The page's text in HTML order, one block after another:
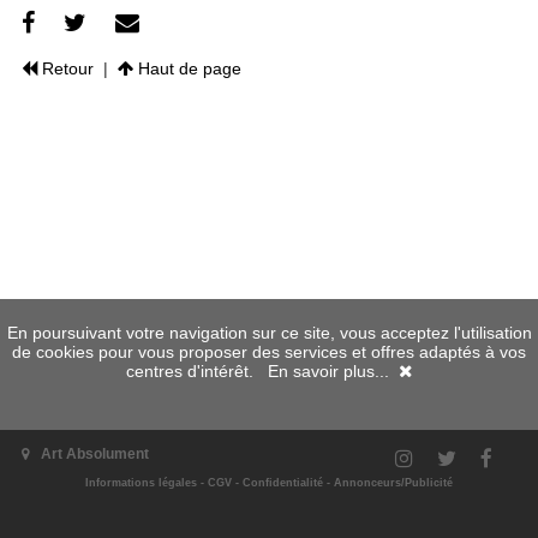
Retour| Haut de page
Art Absolument
Informations légales - CGV - Confidentialité - Annonceurs/Publicité
En poursuivant votre navigation sur ce site, vous acceptez l'utilisation
de cookies pour vous proposer des services et offres adaptés à vos
centres d'intérêt. En savoir plus...